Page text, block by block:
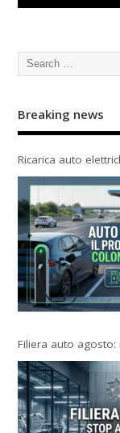
Breaking news
Ricarica auto
Filiera auto